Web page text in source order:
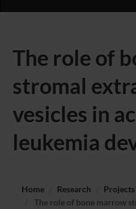
The role of
stromal
vesicles in
leukemia
Home Research
Projects
The role of bone marrow